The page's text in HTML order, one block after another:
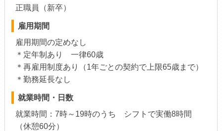
正職員（新卒）
雇用期間
雇用期間の定めなし
＊定年制あり 一律60歳
＊再雇用制度あり（1年ごとの契約で上限65歳まで）
＊勤務延長なし
就業時間・日数
就業時間：7時～19時のうち シフトで実働8時間
（休憩60分）